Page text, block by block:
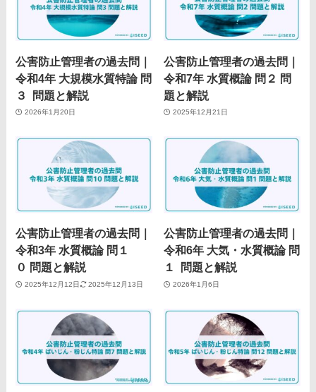
公害防止管理者の過去問｜
令和4年 大規模水質特論 問
３ 問題と解説
2026年1月20日
公害防止管理者の過去問｜
令和7年 水質概論 問２ 問
題と解説
2025年12月21日
公害防止管理者の過去問｜
令和3年 水質概論 問１
０ 問題と解説
2025年12月12日 2025年12月13日
公害防止管理者の過去問｜
令和6年 大気・水質概論 問
１ 問題と解説
2026年1月6日